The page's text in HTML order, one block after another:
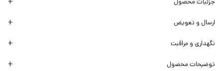
ارسال و تعویض
نگهداری و مراقبت
توضیحات محصول